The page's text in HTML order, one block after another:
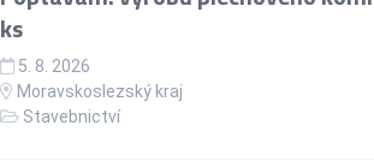
ks
5. 8. 2026
Moravskoslezský kraj
Stavebnictví